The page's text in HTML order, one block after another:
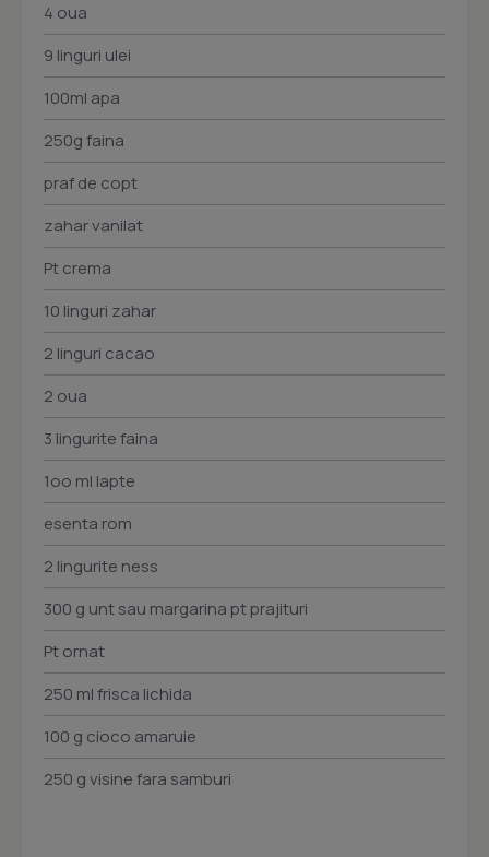
4 oua
9 linguri ulei
100ml apa
250g faina
praf de copt
zahar vanilat
Pt crema
10 linguri zahar
2 linguri cacao
2 oua
3 lingurite faina
1oo ml lapte
esenta rom
2 lingurite ness
300 g unt sau margarina pt prajituri
Pt ornat
250 ml frisca lichida
100 g cioco amaruie
250 g visine fara samburi